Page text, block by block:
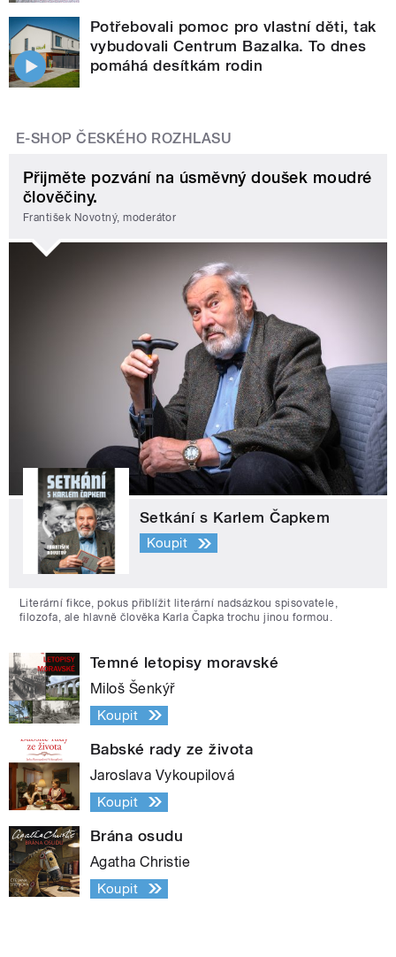
Potřebovali pomoc pro vlastní děti, tak
vybudovali Centrum Bazalka. To dnes
pomáhá desítkám rodin
E-SHOP ČESKÉHO ROZHLASU
Přijměte pozvání na úsměvný doušek moudré
člověčiny.
František Novotný, moderátor
Setkání s Karlem Čapkem
Koupit
Literární fikce, pokus přiblížit literární nadsázkou spisovatele,
filozofa, ale hlavně člověka Karla Čapka trochu jinou formou.
Temné letopisy moravské
Miloš Šenkýř
Koupit
Babské rady ze života
Jaroslava Vykoupilová
Koupit
Brána osudu
Agatha Christie
Koupit